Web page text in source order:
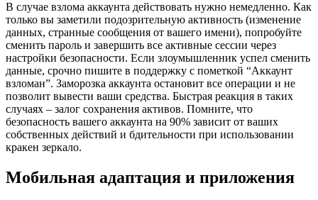
В случае взлома аккаунта действовать нужно немедленно. Как
только вы заметили подозрительную активность (изменение
данных, странные сообщения от вашего имени), попробуйте
сменить пароль и завершить все активные сессии через
настройки безопасности. Если злоумышленник успел сменить
данные, срочно пишите в поддержку с пометкой “Аккаунт
взломан”. Заморозка аккаунта остановит все операции и не
позволит вывести ваши средства. Быстрая реакция в таких
случаях – залог сохранения активов. Помните, что
безопасность вашего аккаунта на 90% зависит от ваших
собственных действий и бдительности при использовании
кракен зеркало.
Мобильная адаптация и приложения